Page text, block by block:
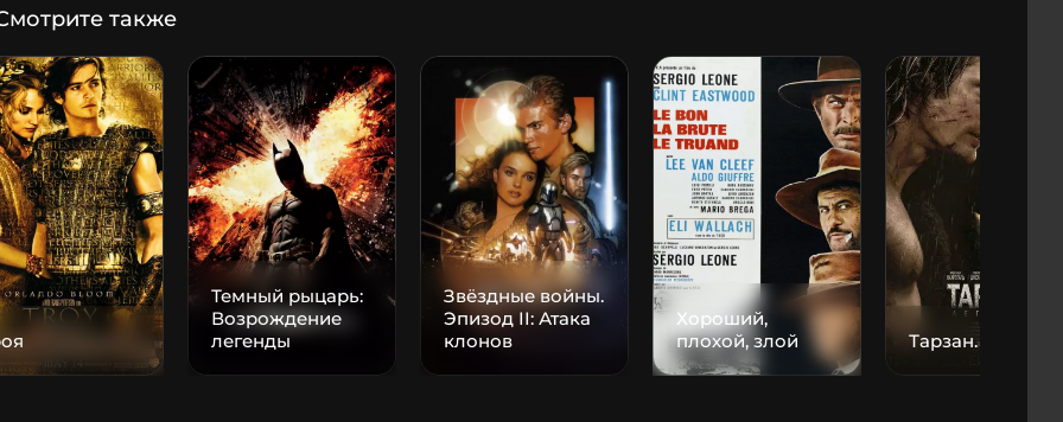
также
Темный рыцарь:
Возрождение
легенды
Звёздные войны.
Эпизод II: Атака
клонов
Хороший,
плохой, злой
Тарзан. Легенда